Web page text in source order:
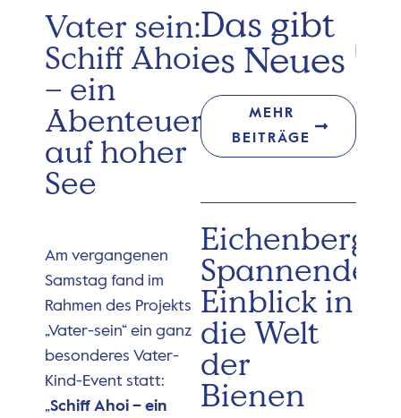
Vater sein:
Schiff Ahoi
– ein
Abenteuer
auf hoher
See
Am vergangenen
Samstag fand im
Rahmen des Projekts
„Vater-sein“ ein ganz
besonderes Vater-
Kind-Event statt:
„Schiff Ahoi – ein
Das gibt
es Neues
MEHR
BEITRÄGE
Eichenberg:
Spannender
Einblick in
die Welt
der
Bienen